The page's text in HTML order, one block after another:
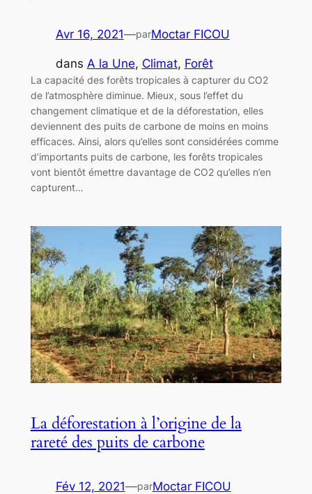
Avr 16, 2021—parMoctar FICOU
dans A la Une, Climat, Forêt
La capacité des forêts tropicales à capturer du CO2
de l’atmosphère diminue. Mieux, sous l’effet du
changement climatique et de la déforestation, elles
deviennent des puits de carbone de moins en moins
efficaces. Ainsi, alors qu’elles sont considérées comme
d’importants puits de carbone, les forêts tropicales
vont bientôt émettre davantage de CO2 qu’elles n’en
capturent…
La déforestation à l’origine de la
rareté des puits de carbone
Fév 12, 2021—parMoctar FICOU